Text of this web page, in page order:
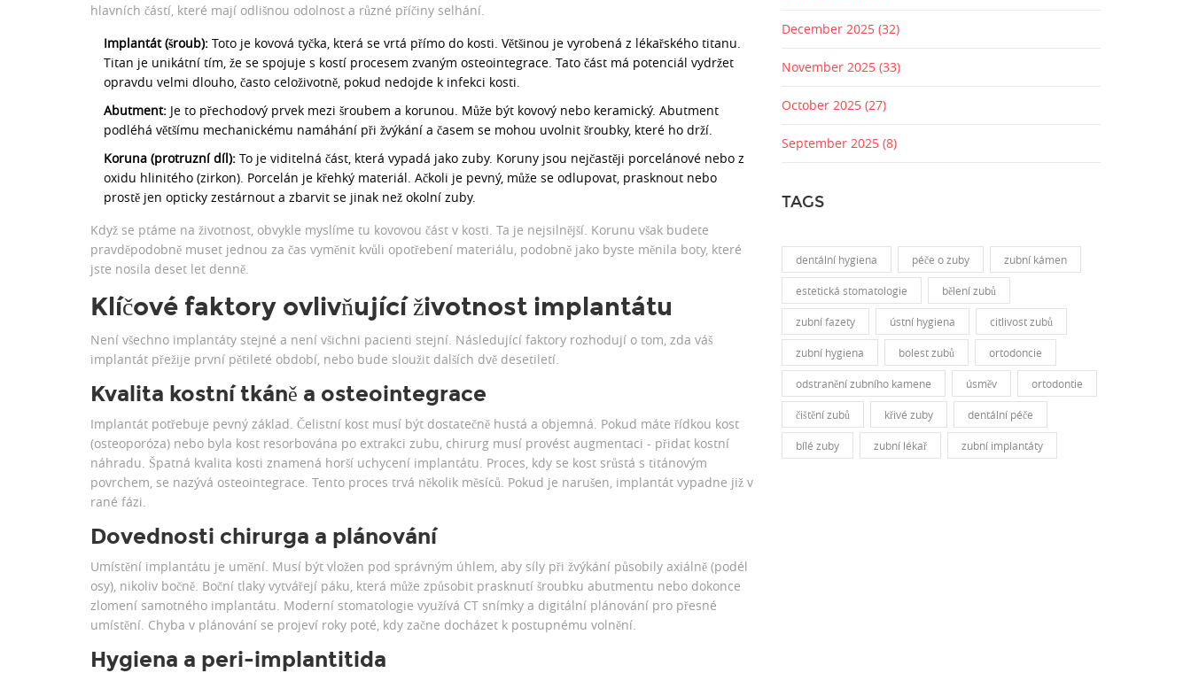
hlavních částí, které mají odlišnou odolnost a různé příčiny selhání.
Implantát (šroub): Toto je kovová tyčka, která se vrtá přímo do kosti. Většinou je vyrobená z lékařského titanu.
Titan je unikátní tím, že se spojuje s kostí procesem zvaným osteointegrace. Tato část má potenciál vydržet
opravdu velmi dlouho, často celoživotně, pokud nedojde k infekci kosti.
Abutment: Je to přechodový prvek mezi šroubem a korunou. Může být kovový nebo keramický. Abutment
podléhá většímu mechanickému namáhání při žvýkání a časem se mohou uvolnit šroubky, které ho drží.
Koruna (protruzní díl): To je viditelná část, která vypadá jako zuby. Koruny jsou nejčastěji porcelánové nebo z
oxidu hlinitého (zirkon). Porcelán je křehký materiál. Ačkoli je pevný, může se odlupovat, prasknout nebo
prostě jen opticky zestárnout a zbarvit se jinak než okolní zuby.
Když se ptáme na životnost, obvykle myslíme tu kovovou část v kosti. Ta je nejsilnější. Korunu však budete
pravděpodobně muset jednou za čas vyměnit kvůli opotřebení materiálu, podobně jako byste měnila boty, které
jste nosila deset let denně.
Klíčové faktory ovlivňující životnost implantátu
Není všechno implantáty stejné a není všichni pacienti stejní. Následující faktory rozhodují o tom, zda váš
implantát přežije první pětileté období, nebo bude sloužit dalších dvě desetiletí.
Kvalita kostní tkáně a osteointegrace
Implantát potřebuje pevný základ. Čelistní kost musí být dostatečně hustá a objemná. Pokud máte řídkou kost
(osteoporóza) nebo byla kost resorbována po extrakci zubu, chirurg musí provést augmentaci - přidat kostní
náhradu. Špatná kvalita kosti znamená horší uchycení implantátu. Proces, kdy se kost srůstá s titánovým
povrchem, se nazývá osteointegrace. Tento proces trvá několik měsíců. Pokud je narušen, implantát vypadne již v
rané fázi.
Dovednosti chirurga a plánování
Umístění implantátu je umění. Musí být vložen pod správným úhlem, aby síly při žvýkání působily axiálně (podél
osy), nikoliv bočně. Boční tlaky vytvářejí páku, která může způsobit prasknutí šroubku abutmentu nebo dokonce
zlomení samotného implantátu. Moderní stomatologie využívá CT snímky a digitální plánování pro přesné
umístění. Chyba v plánování se projeví roky poté, kdy začne docházet k postupnému volnění.
Hygiena a peri-implantitida
December 2025 (32)
November 2025 (33)
October 2025 (27)
September 2025 (8)
TAGS
dentální hygiena péče o zuby zubní kámen
estetická stomatologie bělení zubů
zubní fazety ústní hygiena citlivost zubů
zubní hygiena bolest zubů ortodoncie
odstranění zubního kamene úsměv ortodontie
čištění zubů křivé zuby dentální péče
bílé zuby zubní lékař zubní implantáty